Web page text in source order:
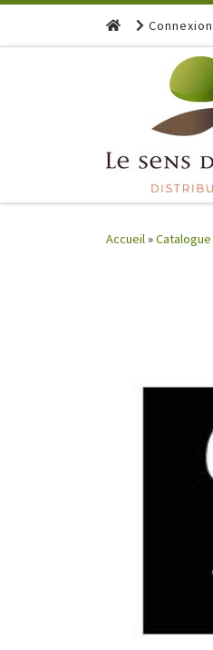
Skip to content Connexion
Accueil»Catalogue